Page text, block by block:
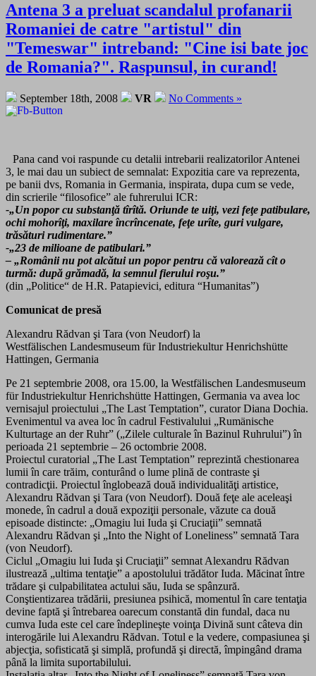
Antena 3 a preluat scandalul profanarii
Romaniei de catre "artistul" din
"Temeswar" intreband: "Cine isi bate joc
de Romania?". Raspunsul, in curand!
September 18th, 2008 VR No Comments »
Pana cand voi raspunde cu detalii intrebarii realizatorilor Antenei
3, le mai dau un subiect de semnalat: Expozitia care va reprezenta,
pe banii dvs, Romania in Germania, inspirata, dupa cum se vede,
din scrierile “filosofice” ale fuhrerului ICR:
-„Un popor cu substanţă tîrîtă. Oriunde te uiţi, vezi feţe patibulare,
ochi mohorîţi, maxilare încrîncenate, feţe urîte, guri vulgare,
trăsături rudimentare.”
-„23 de milioane de patibulari.”
– „Românii nu pot alcătui un popor pentru că valorează cît o
turmă: după grămadă, la semnul fierului roşu.”
(din „Politice“ de H.R. Patapievici, editura “Humanitas”)
Comunicat de presă
Alexandru Rădvan şi Tara (von Neudorf) la
Westfälischen Landesmuseum für Industriekultur Henrichshütte
Hattingen, Germania
Pe 21 septembrie 2008, ora 15.00, la Westfälischen Landesmuseum
für Industriekultur Henrichshütte Hattingen, Germania va avea loc
vernisajul proiectului „The Last Temptation”, curator Diana Dochia.
Evenimentul va avea loc în cadrul Festivalului „Rumänische
Kulturtage an der Ruhr” („Zilele culturale în Bazinul Ruhrului”) în
perioada 21 septembrie – 26 octombrie 2008.
Proiectul curatorial „The Last Temptation” reprezintă chestionarea
lumii în care trăim, conturând o lume plină de contraste şi
contradicţii. Proiectul înglobează două individualităţi artistice,
Alexandru Rădvan şi Tara (von Neudorf). Două feţe ale aceleaşi
monede, în cadrul a două expoziţii personale, văzute ca două
episoade distincte: „Omagiu lui Iuda şi Cruciaţii” semnată
Alexandru Rădvan şi „Into the Night of Loneliness” semnată Tara
(von Neudorf).
Ciclul „Omagiu lui Iuda şi Cruciaţii” semnat Alexandru Rădvan
ilustrează „ultima tentaţie” a apostolului trădător Iuda. Măcinat între
trădare şi culpabilitatea actului său, Iuda se spânzură.
Conştientizarea trădării, presiunea psihică, momentul în care tentaţia
devine faptă şi întrebarea oarecum constantă din fundal, daca nu
cumva Iuda este cel care îndeplineşte voinţa Divină sunt câteva din
interogările lui Alexandru Rădvan. Totul e la vedere, compasiunea şi
abjecţia, sofisticată şi simplă, profundă şi directă, împingând drama
până la limita suportabilului.